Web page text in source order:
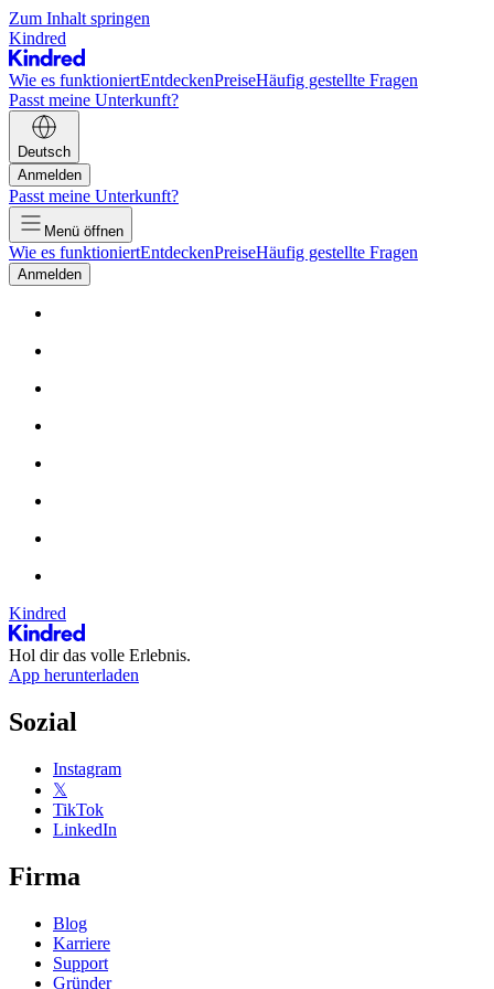
Zum Inhalt springen
Kindred
Wie es funktioniertEntdeckenPreiseHäufig gestellte Fragen
Passt meine Unterkunft?
Deutsch
Anmelden
Passt meine Unterkunft?
Menü öffnen
Wie es funktioniertEntdeckenPreiseHäufig gestellte Fragen
Anmelden
Kindred
Hol dir das volle Erlebnis.
App herunterladen
Sozial
Instagram
𝕏
TikTok
LinkedIn
Firma
Blog
Karriere
Support
Gründer